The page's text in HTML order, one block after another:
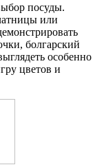
посуды.
или
болгарский
особенно
цветов и